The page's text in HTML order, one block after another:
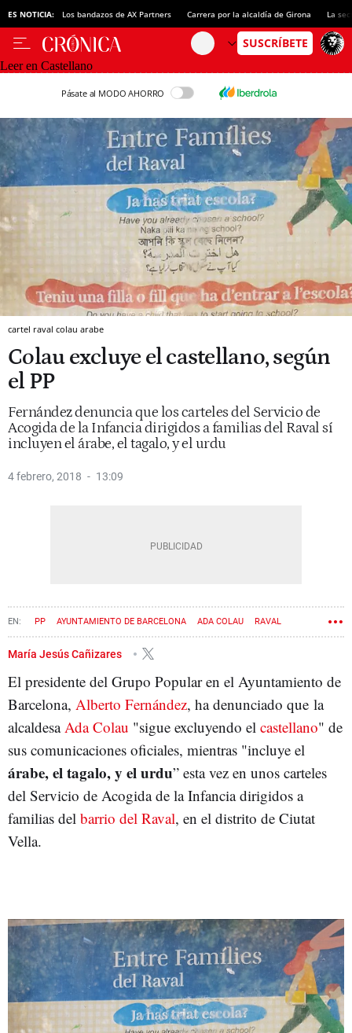
ES NOTICIA: Los bandazos de AX Partners Carrera por la alcaldía de Girona La
Leer en Castellano
Pásate al MODO AHORRO
cartel raval colau arabe
Colau excluye el castellano, según
el PP
Fernández denuncia que los carteles del Servicio de
Acogida de la Infancia dirigidos a familias del Raval sí
incluyen el árabe, el tagalo, y el urdu
4 febrero, 2018 13:09
PP AYUNTAMIENTO DE BARCELONA ADA COLAU RAVAL
LENGUA CASTELLANA ALBERTO FERNÁNDEZ DÍAZ
María Jesús Cañizares
El presidente del Grupo Popular en el Ayuntamiento de
Barcelona, Alberto Fernández, ha denunciado que la
alcaldesaAda Colau "sigue excluyendo el castellano" de
sus comunicaciones oficiales, mientras "incluye el
árabe, el tagalo, y el urdu” esta vez en unos carteles
del Servicio de Acogida de la Infancia dirigidos a
familias del barrio del Raval, en el distrito de Ciutat
Vella.